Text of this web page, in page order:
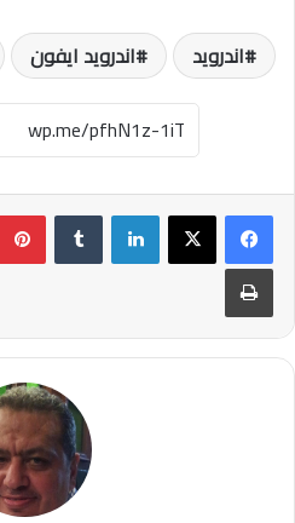
اندرويد اندرويد ايفون
لينكدإن
طباعة